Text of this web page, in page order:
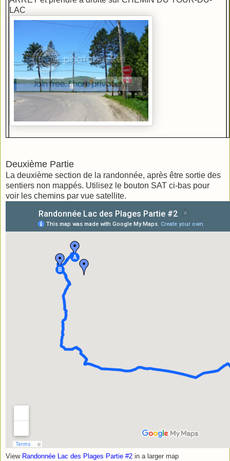
LAC
KM 0.9Juste apres l'eglise qui sera a votre droite, il y aura
Restez a gauche sur CHEMIN DU TOUR-DU-LAC(pas de
Prendre a DROITE sur CHEMIN SIOUI, la gravelle
commence presque tout de suite.
Deuxième Partie
La deuxième section de la randonnée, après être sortie des
sentiers non mappés. Utilisez le bouton SAT ci-bas pour
voir les chemins par vue satellite.
View Randonnée Lac des Plages Partie #2 in a larger map